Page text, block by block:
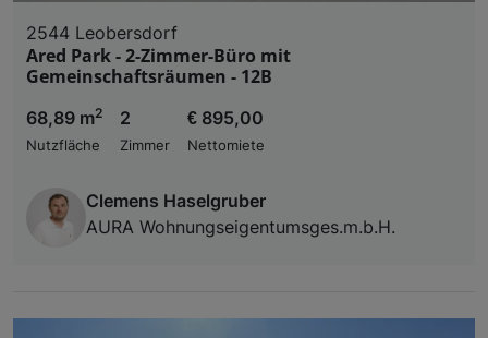
2544 Leobersdorf
Ared Park - 2-Zimmer-Büro mit
Gemeinschaftsräumen - 12B
68,89 m2
Nutzfläche
2
Zimmer
€ 895,00
Nettomiete
Clemens Haselgruber
AURA Wohnungseigentumsges.m.b.H.